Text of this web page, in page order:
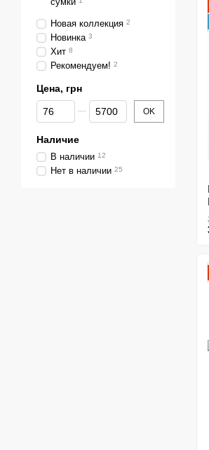
Новая коллекция 2
Новинка 3
Хит 8
Рекомендуем! 2
Цена, грн
От Цена, грн
До Цена, грн OK
Наличие
В наличии 12
Нет в наличии 25